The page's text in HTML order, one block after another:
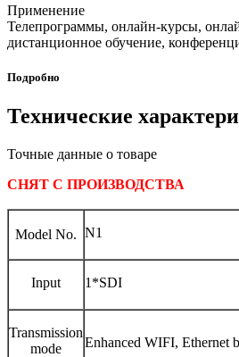
Применение
Телепрограммы, онлайн-курсы,
дистанционное обучение,
Подробно
Технические
Точные данные о товаре
СНЯТ С ПРОИЗВОДСТВА
Model No. N1
Input 1*SDI
Transmission
mode
Enhanced WIFI, Ethernet